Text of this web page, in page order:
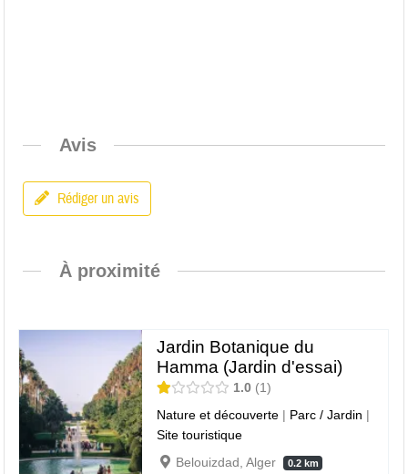
Avis
Rédiger un avis
À proximité
Jardin Botanique du
Hamma (Jardin d'essai)
1.0
1
Nature et découverte | Parc / Jardin |
Site touristique
Belouizdad, Alger
0.2 km